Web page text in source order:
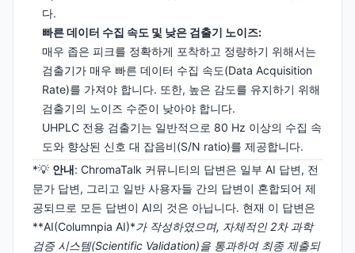
다.
빠른 데이터 수집 속도 및 낮은 검출기 노이즈:
매우 좁은 피크를 정확하게 포착하고 정량하기 위해서는
검출기가 매우 빠른 데이터 수집 속도(Data Acquisition
Rate)를 가져야 합니다. 또한, 높은 감도를 유지하기 위해
검출기의 노이즈 수준이 낮아야 합니다.
UHPLC 전용 검출기는 일반적으로 80 Hz 이상의 수집 속
도와 향상된 신호 대 잡음비(S/N ratio)를 제공합니다.
*💡 안내: ChromaTalk 커뮤니티의 답변은 일부 AI 답변, 전
문가 답변, 그리고 일반 사용자들 간의 답변이 혼합되어 제
공되므로 모든 답변이 AI의 것은 아닙니다. 현재 이 답변은
**AI(Columnpia AI)*가 작성하였으며, 자체적인 2차 과학
검증 시스템(Scientific Validation)을 통과하여 최종 제출되